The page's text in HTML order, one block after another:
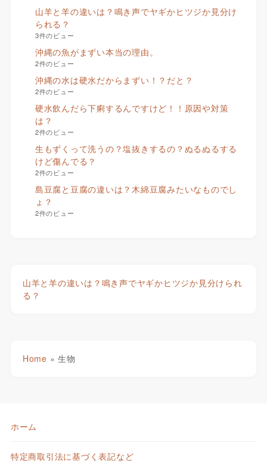
山羊と羊の違いは？鳴き声でヤギかヒツジか見分け
られる？
3件のビュー
沖縄の魚がまずい本当の理由。
2件のビュー
沖縄の水は硬水だからまずい！？だと？
2件のビュー
硬水飲んだら下痢するんですけど！！原因や対策
は？
2件のビュー
生もずくって洗うの？塩抜きするの？ぬるぬるする
けど傷んでる？
2件のビュー
島豆腐と豆腐の違いは？木綿豆腐みたいなものでし
ょ？
2件のビュー
山羊と羊の違いは？鳴き声でヤギかヒツジか見分けられ
る？
Home » 生物
ホーム
特定商取引法に基づく表記など